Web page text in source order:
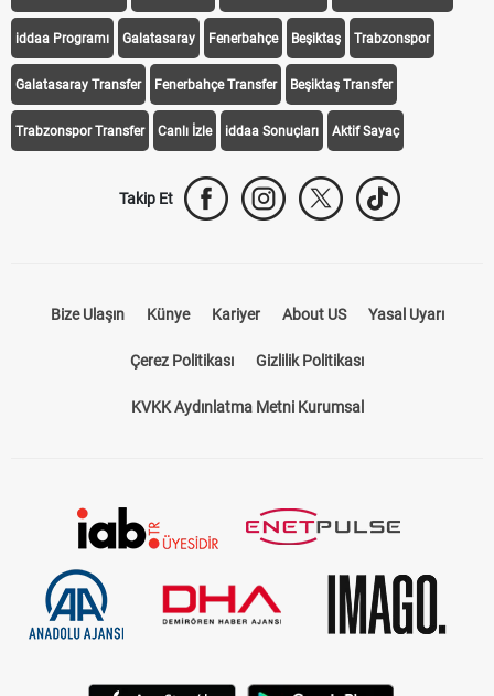
Transfer Haberleri TV'de Bugün Süper Lig Fikstür Süper Lig Haberleri
iddaa Programı Galatasaray Fenerbahçe Beşiktaş Trabzonspor
Galatasaray Transfer Fenerbahçe Transfer Beşiktaş Transfer
Canlı İzle iddaa Sonuçları Aktif Sayaç
Künye Kariyer About US
Çerez Politikası Gizlilik Politikası